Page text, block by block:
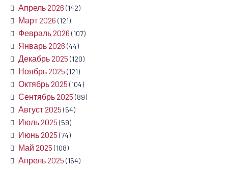
Апрель 2026 (142)
Март 2026 (121)
Февраль 2026 (107)
Январь 2026 (44)
Декабрь 2025 (120)
Ноябрь 2025 (121)
Октябрь 2025 (104)
Сентябрь 2025 (89)
Август 2025 (54)
Июль 2025 (59)
Июнь 2025 (74)
Май 2025 (108)
Апрель 2025 (154)